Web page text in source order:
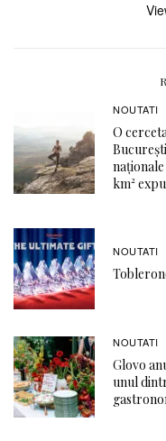
NOUTATI
O
km²
NOUTATI
NOUTATI
Glovo
unul